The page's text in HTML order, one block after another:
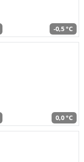
-0,5 °C
0,0 °C